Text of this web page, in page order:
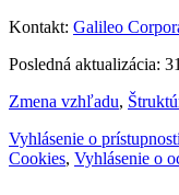
Kontakt: Galileo
Posledná aktualizácia:
Zmena vzhľadu,
Vyhlásenie o prístupnosti
Cookies, Vyhlásenie o